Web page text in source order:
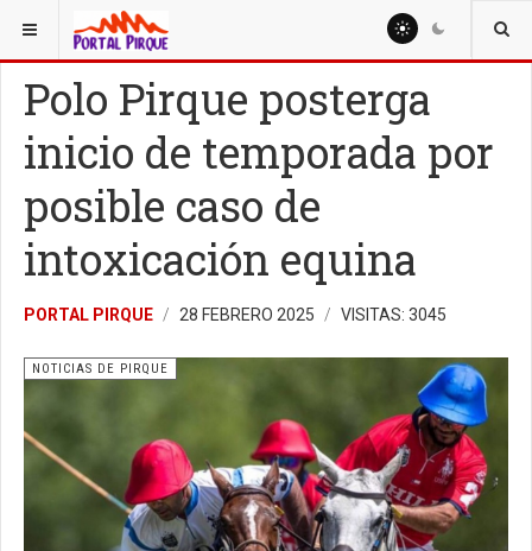
ESTÁ AQUÍ: NOTICIAS
Polo Pirque posterga
inicio de temporada por
posible caso de
intoxicación equina
PORTAL PIRQUE 28 FEBRERO 2025 VISITAS: 3045
NOTICIAS DE PIRQUE